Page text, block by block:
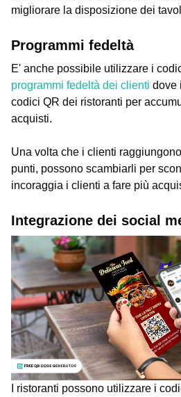
migliorare la disposizione dei
Programmi fedeltà
E' anche possibile utilizzare i
programmi fedeltà dei clienti dove
codici QR dei ristoranti per
acquisti.
Una volta che i clienti
punti, possono scambiarli per
incoraggia i clienti a fare più
Integrazione dei social
I ristoranti possono utilizzare i